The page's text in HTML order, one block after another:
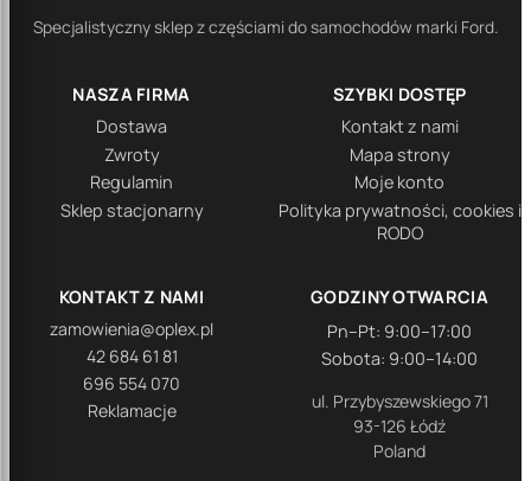
Specjalistyczny sklep z częściami do samochodów marki Ford.
NASZA FIRMA
Dostawa
Zwroty
Regulamin
Sklep stacjonarny
SZYBKI DOSTĘP
Kontakt z nami
Mapa strony
Moje konto
Polityka prywatności, cookies i
RODO
KONTAKT Z NAMI
zamowienia@oplex.pl
42 684 61 81
696 554 070
Reklamacje
GODZINY OTWARCIA
Pn–Pt: 9:00–17:00
Sobota: 9:00–14:00
ul. Przybyszewskiego 71
93-126 Łódź
Poland